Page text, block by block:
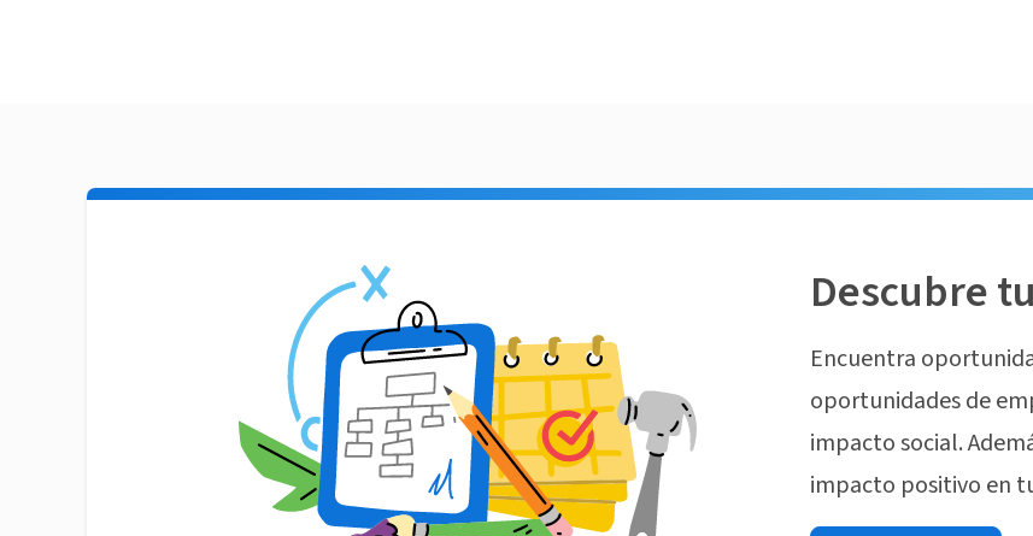
Descubre
Encuentra
oportunidades de
impacto social.
impacto positivo en